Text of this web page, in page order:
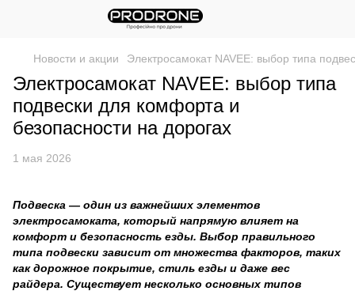
Новости и акции Электросамокат NAVEE: выбор типа
Электросамокат NAVEE: выбор типа
подвески для комфорта и
безопасности на дорогах
1 мая 2026
Подвеска — один из важнейших элементов
электросамоката, который напрямую влияет на
комфорт и безопасность езды. Выбор правильного
типа подвески зависит от множества факторов, таких
как дорожное покрытие, стиль езды и даже вес
райдера. Существует несколько основных типов